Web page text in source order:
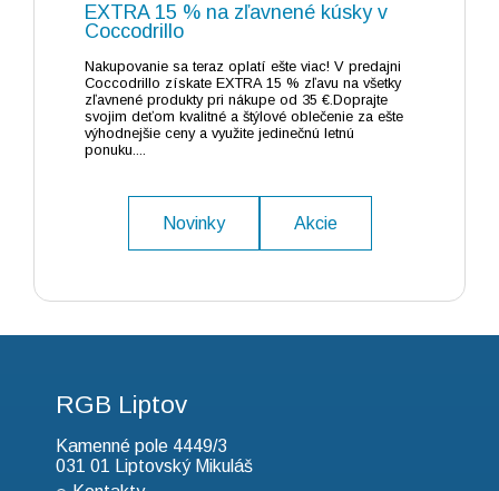
EXTRA 15 % na zľavnené kúsky v
Coccodrillo
Nakupovanie sa teraz oplatí ešte viac! V predajni
Coccodrillo získate EXTRA 15 % zľavu na všetky
zľavnené produkty pri nákupe od 35 €.Doprajte
svojim deťom kvalitné a štýlové oblečenie za ešte
výhodnejšie ceny a využite jedinečnú letnú
ponuku....
Novinky Akcie
RGB Liptov
Kamenné pole 4449/3
031 01 Liptovský Mikuláš